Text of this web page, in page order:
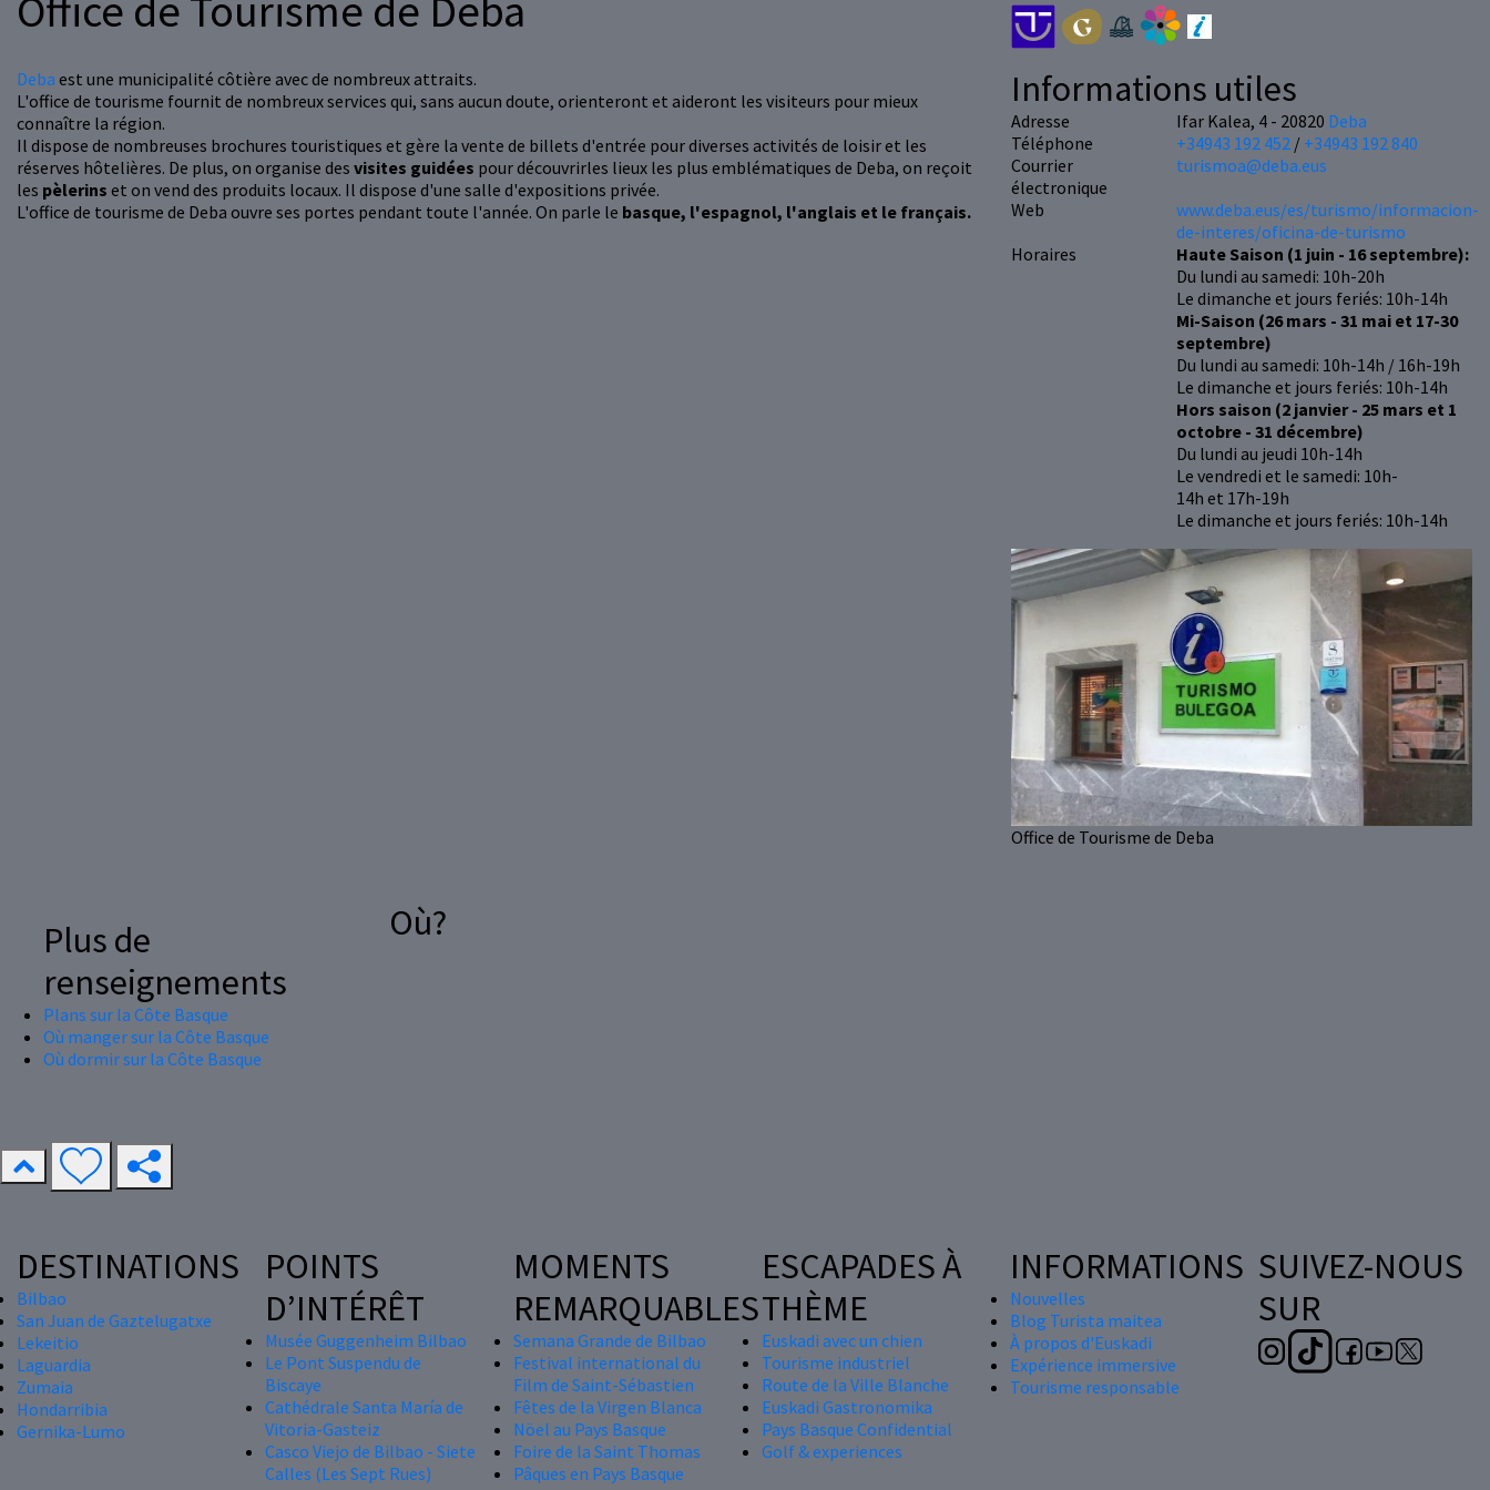
Office de Tourisme de Deba
Deba est une municipalité côtière avec de nombreux attraits.
L'office de tourisme fournit de nombreux services qui, sans aucun doute, orienteront et aideront les visiteurs pour mieux
connaître la région.
Il dispose de nombreuses brochures touristiques et gère la vente de billets d'entrée pour diverses activités de loisir et les
réserves hôtelières. De plus, on organise des visites guidées pour découvrirles lieux les plus emblématiques de Deba, on reçoit
les pèlerins et on vend des produits locaux. Il dispose d'une salle d'expositions privée.
L'office de tourisme de Deba ouvre ses portes pendant toute l'année. On parle le basque, l'espagnol, l'anglais et le français.
Informations utiles
Adresse Ifar Kalea, 4 - 20820 Deba
Téléphone
+34943 192 452/ +34943 192 840
Courrier
électronique
turismoa@deba.eus
Web
www.deba.eus/es/turismo/informacion-
de-interes/oficina-de-turismo
Horaires
Haute Saison (1 juin - 16 septembre):
Du lundi au samedi: 10h-20h
Le dimanche et jours feriés: 10h-14h
Mi-Saison (26 mars - 31 mai et 17-30
septembre)
Du lundi au samedi: 10h-14h / 16h-19h
Le dimanche et jours feriés: 10h-14h
Hors saison (2 janvier - 25 mars et 1
octobre - 31 décembre)
Du lundi au jeudi 10h-14h
Le vendredi et le samedi: 10h-
14h et 17h-19h
Le dimanche et jours feriés: 10h-14h
Office de Tourisme de Deba
Plus de
renseignements
Plans sur la Côte Basque
Où manger sur la Côte Basque
Où dormir sur la Côte Basque
Où?
DESTINATIONS
Bilbao
San Juan de Gaztelugatxe
Lekeitio
Laguardia
Zumaia
Hondarribia
Gernika-Lumo
POINTS
D’INTÉRÊT
Musée Guggenheim Bilbao
Le Pont Suspendu de
Biscaye
Cathédrale Santa María de
Vitoria-Gasteiz
Casco Viejo de Bilbao - Siete
Calles (Les Sept Rues)
MOMENTS
REMARQUABLES
Semana Grande de Bilbao
Festival international du
Film de Saint-Sébastien
Fêtes de la Virgen Blanca
Nöel au Pays Basque
Foire de la Saint Thomas
Pâques en Pays Basque
ESCAPADES À
THÈME
Euskadi avec un chien
Tourisme industriel
Route de la Ville Blanche
Euskadi Gastronomika
Pays Basque Confidential
Golf & experiences
INFORMATIONS
Nouvelles
Blog Turista maitea
À propos d'Euskadi
Expérience immersive
Tourisme responsable
SUIVEZ-NOUS
SUR